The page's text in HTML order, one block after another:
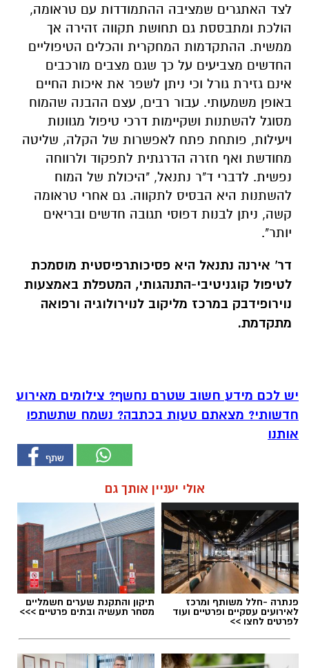
לצד האתגרים שמציבה ההתמודדות עם טראומה,
הולכת ומתבססת גם תחושת תקווה זהירה אך
ממשית. ההתקדמות המחקרית והכלים הטיפוליים
החדשים מצביעים על כך שגם מצבים מורכבים
אינם גזירת גורל וכי ניתן לשפר את איכות החיים
באופן משמעותי. עבור רבים, עצם ההבנה שהמוח
מסוגל להשתנות ושקיימות דרכי טיפול מגוונות
ויעילות, פותחת פתח לאפשרות של הקלה, שליטה
מחודשת ואף חזרה הדרגתית לתפקוד ולרווחה
נפשית. לדברי ד"ר נתנאל, "היכולת של המוח
להשתנות היא הבסיס לתקווה. גם אחרי טראומה
קשה, ניתן לבנות דפוסי תגובה חדשים ובריאים
יותר".
דר' אירנה נתנאל היא פסיכותרפיסטית מוסמכת
לטיפול קוגניטיבי-התנהגותי, המטפלת באמצעות
נוירופידבק במרכז מליקוב לנוירולוגיה ורפואה
מתקדמת.
יש לכם מידע חשוב שטרם נחשף? צילומים מאירוע
חדשותי? מצאתם טעות בכתבה? נשמח שתשתפו
אותנו
אולי יעניין אותך גם
פנתרה -חלל משותף ומרכז
לאירועים עסקיים ופרטיים ועוד
לפרטים לחצו >>
תיקון והתקנת שערים חשמליים
מסחר תעשיה ובתים פרטיים >>>